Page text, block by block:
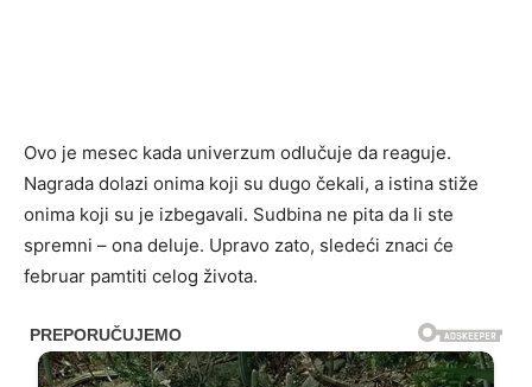
Ovo je mesec kada univerzum odlučuje da reaguje.
Nagrada dolazi onima koji su dugo čekali, a istina stiže
onima koji su je izbegavali. Sudbina ne pita da li ste
spremni – ona deluje. Upravo zato, sledeći znaci će
februar pamtiti celog života.